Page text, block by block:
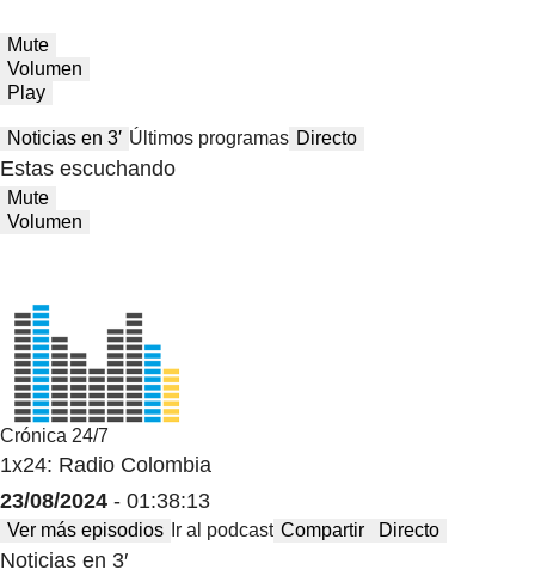
Mute
Volumen
Play
Noticias en 3′ Últimos programas Directo
Estas escuchando
Mute
Volumen
Crónica 24/7
1x24: Radio Colombia
23/08/2024 - 01:38:13
Ver más episodios Ir al podcast Compartir Directo
Noticias en 3′